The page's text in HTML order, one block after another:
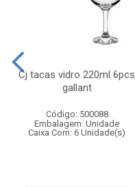
Cj tacas vidro 220ml 6pcs
gallant
Código: 500088
Embalagem: Unidade
Caixa Com: 6 Unidade(s)